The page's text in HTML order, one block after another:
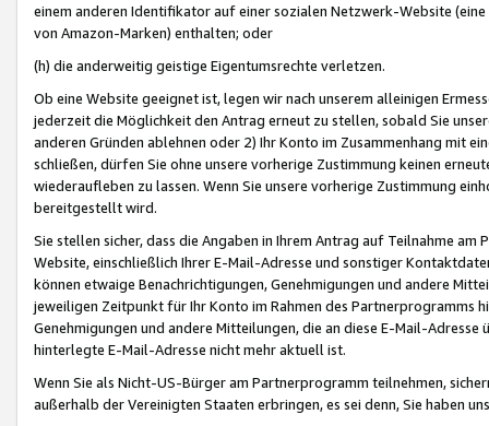
einem anderen Identifikator auf einer sozialen Netzwerk-Website
von Amazon-Marken) enthalten; oder
(h) die anderweitig geistige Eigentumsrechte verletzen.
Ob eine Website geeignet ist, legen wir nach unserem alleinigen
jederzeit die Möglichkeit den Antrag erneut zu stellen, sobald Sie
anderen Gründen ablehnen oder 2) Ihr Konto im Zusammenhang mit
schließen, dürfen Sie ohne unsere vorherige Zustimmung keinen
wiederaufleben zu lassen. Wenn Sie unsere vorherige Zustimmung
bereitgestellt wird.
Sie stellen sicher, dass die Angaben in Ihrem Antrag auf Teilnahme
Website, einschließlich Ihrer E-Mail-Adresse und sonstiger
können etwaige Benachrichtigungen, Genehmigungen und andere
jeweiligen Zeitpunkt für Ihr Konto im Rahmen des Partnerprogramms
Genehmigungen und andere Mitteilungen, die an diese E-Mail-
hinterlegte E-Mail-Adresse nicht mehr aktuell ist.
Wenn Sie als Nicht-US-Bürger am Partnerprogramm teilnehmen,
außerhalb der Vereinigten Staaten erbringen, es sei denn, Sie haben